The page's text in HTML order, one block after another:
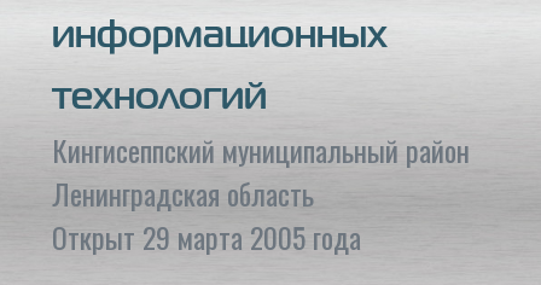
информационных
технологий
Кингисеппский муниципальный район
Ленинградская область
Открыт 29 марта 2005 года